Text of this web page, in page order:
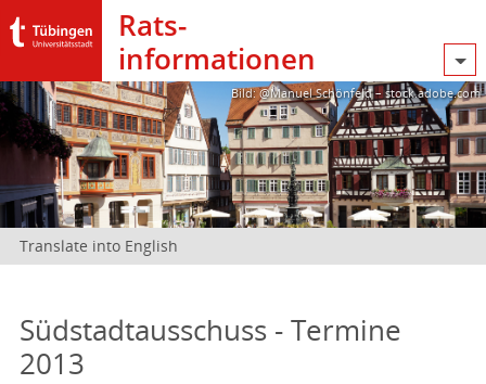
Rats­
informationen
Bild: @Manuel Schönfeld – stock.adobe.com
Translate into English
Südstadtausschuss - Termine
2013